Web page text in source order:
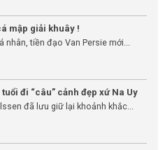
mập giải khuây !
nhân, tiền đạo Van Persie mới...
đi “câu” cảnh đẹp xứ Na Uy
đã lưu giữ lại khoảnh khắc...